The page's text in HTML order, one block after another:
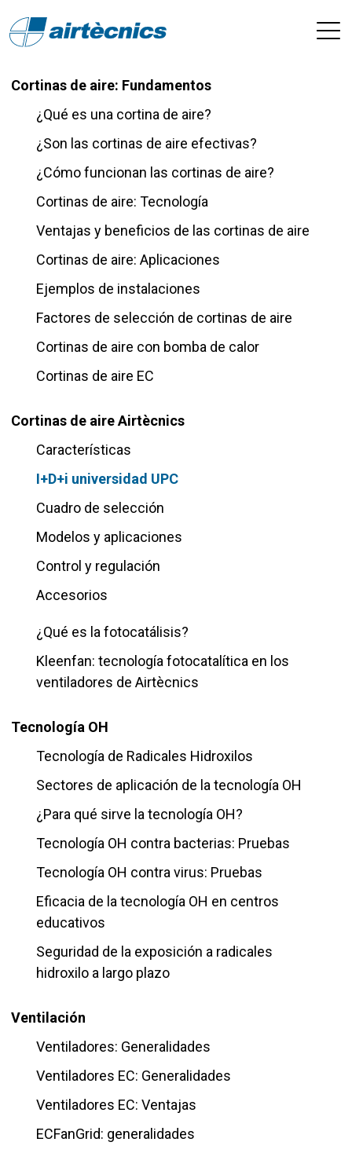
Cortinas de aire: Fundamentos
¿Qué es una cortina de aire?
¿Son las cortinas de aire efectivas?
¿Cómo funcionan las cortinas de aire?
Cortinas de aire: Tecnología
Ventajas y beneficios de las cortinas de aire
Cortinas de aire: Aplicaciones
Ejemplos de instalaciones
Factores de selección de cortinas de aire
Cortinas de aire con bomba de calor
Cortinas de aire EC
Cortinas de aire Airtècnics
Características
I+D+i universidad UPC
Cuadro de selección
Modelos y aplicaciones
Control y regulación
Accesorios
¿Qué es la fotocatálisis?
Kleenfan: tecnología fotocatalítica en los
ventiladores de Airtècnics
Tecnología OH
Tecnología de Radicales Hidroxilos
Sectores de aplicación de la tecnología OH
¿Para qué sirve la tecnología OH?
Tecnología OH contra bacterias: Pruebas
Tecnología OH contra virus: Pruebas
Eficacia de la tecnología OH en centros
educativos
Seguridad de la exposición a radicales
hidroxilo a largo plazo
Ventilación
Ventiladores: Generalidades
Ventiladores EC: Generalidades
Ventiladores EC: Ventajas
ECFanGrid: generalidades